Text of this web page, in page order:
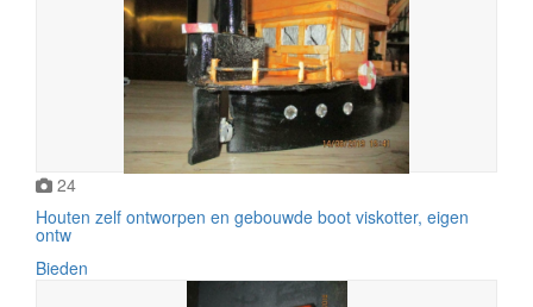
24
Houten zelf ontworpen en gebouwde boot viskotter, eigen
ontw
Bieden